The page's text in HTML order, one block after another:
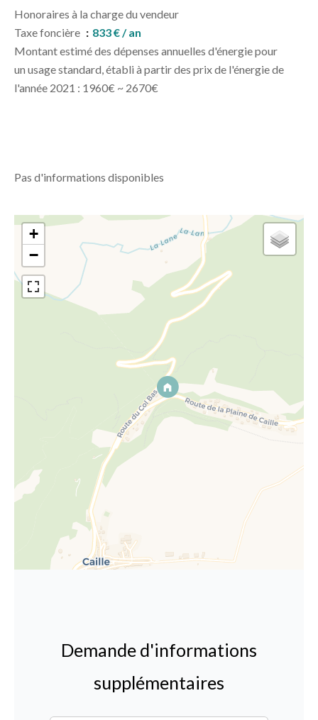
Honoraires à la charge du vendeur
Taxe foncière
833 € / an
Montant estimé des dépenses annuelles d'énergie pour
un usage standard, établi à partir des prix de l'énergie de
l'année 2021 : 1960€ ~ 2670€
Pas d'informations disponibles
+
−
Demande d'informations
supplémentaires